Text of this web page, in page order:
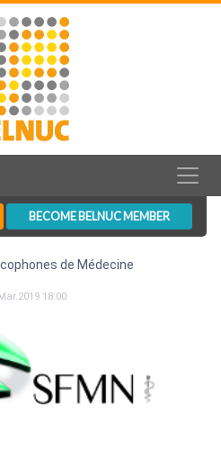
BECOME BELNUC MEMBER
de Médecine
.2019 18:00